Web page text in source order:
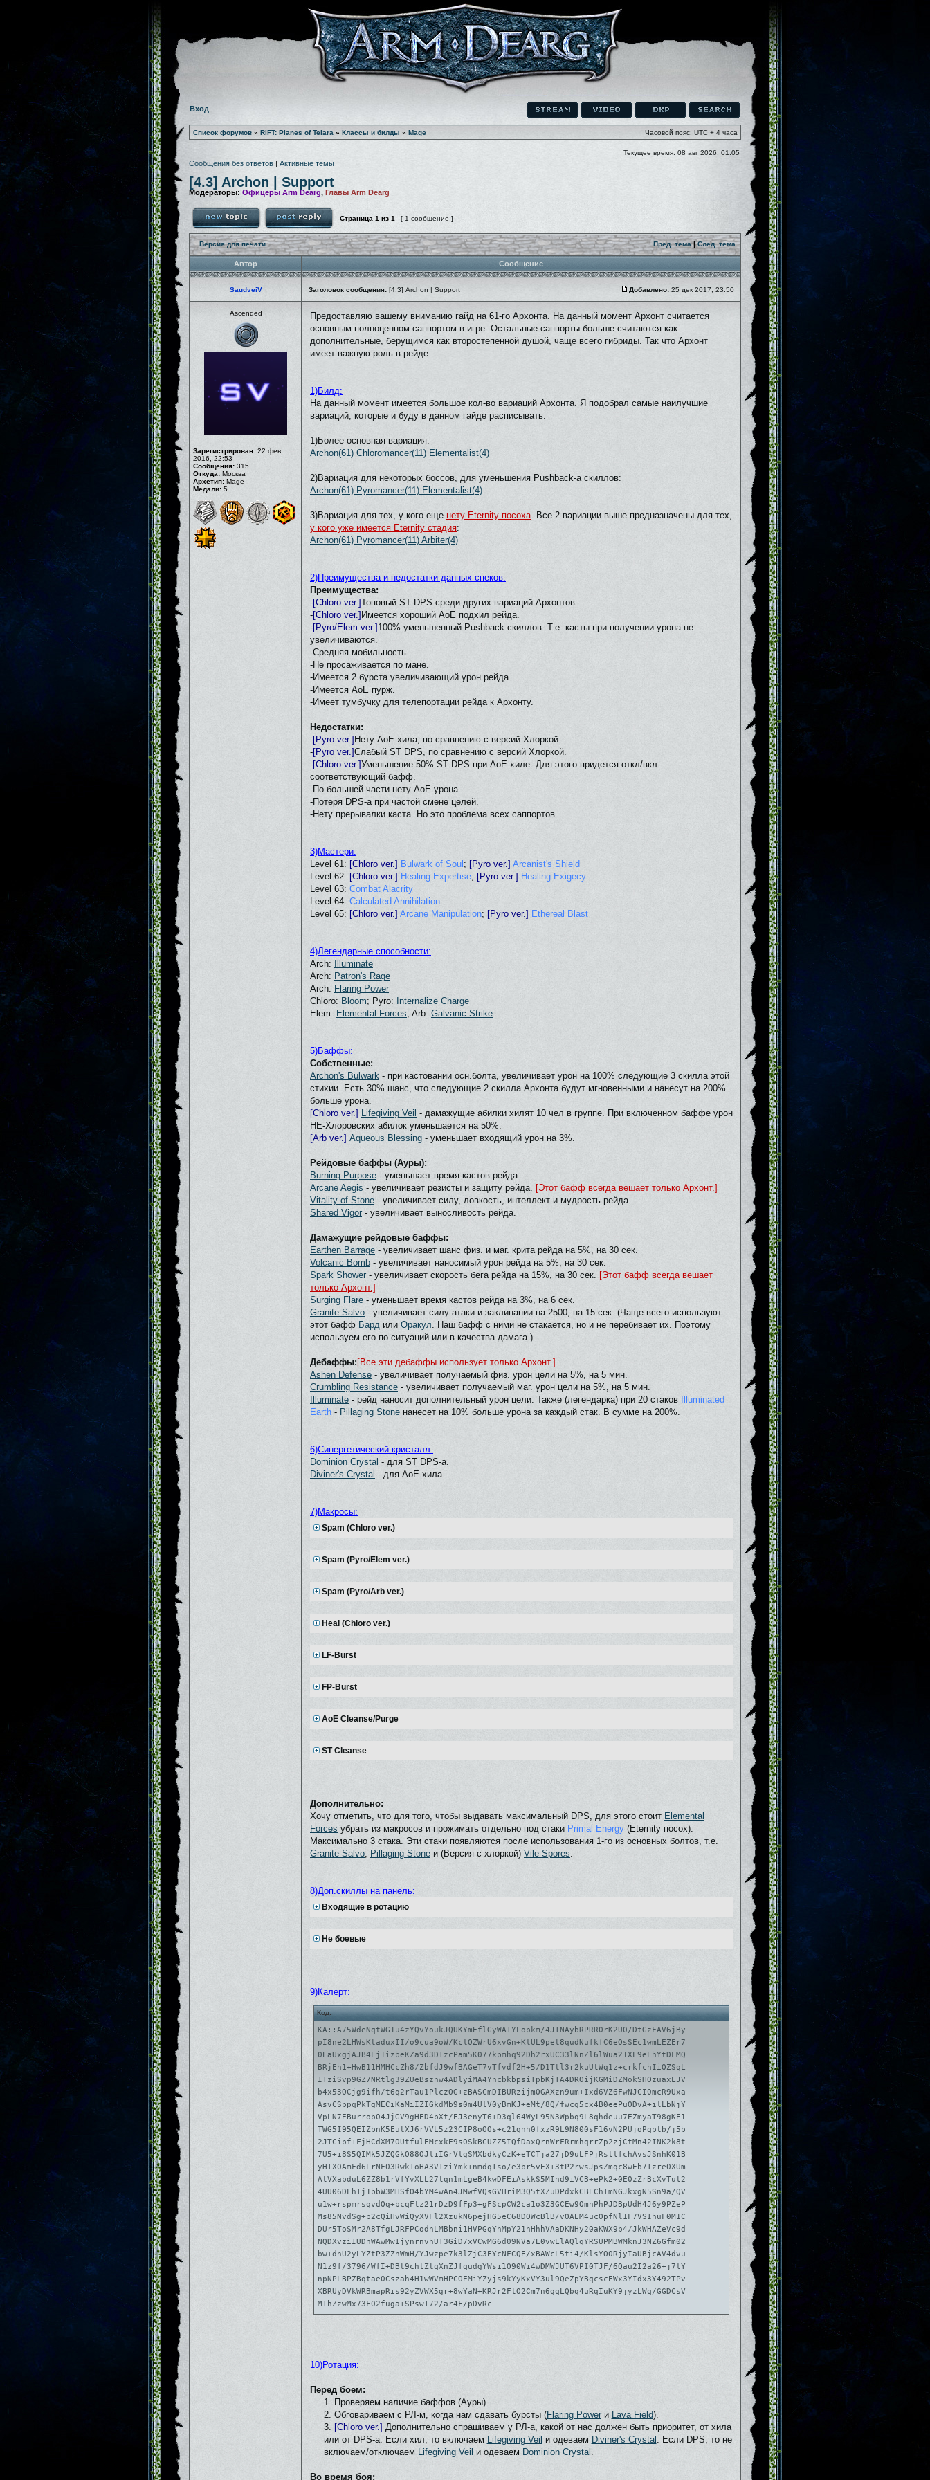
Вход
Список форумов » RIFT: Planes of Telara » Классы и билды » Mage Часовой пояс: UTC + 4 часа
Текущее время: 08 авг 2026, 01:05
Сообщения без ответов | Активные темы
[4.3] Archon | Support
Модераторы: Офицеры Arm Dearg, Главы Arm Dearg
Страница 1 из 1 [ 1 сообщение ]
Версия для печати Пред. тема|След. тема
Автор Сообщение
SaudveiV Заголовок сообщения: [4.3] Archon | Support Добавлено: 25 дек 2017, 23:50
Ascended
Зарегистрирован: 22 фев
2016, 22:53
Сообщения: 315
Откуда: Москва
Архетип: Mage
Медали: 5
Предоставляю вашему вниманию гайд на 61-го Архонта. На данный момент Архонт считается
основным полноценном саппортом в игре. Остальные саппорты больше считаются как
дополнительные, берущимся как второстепенной душой, чаще всего гибриды. Так что Архонт
имеет важную роль в рейде.
1)Билд:
На данный момент имеется большое кол-во вариаций Архонта. Я подобрал самые наилучшие
вариаций, которые и буду в данном гайде расписывать.
1)Более основная вариация:
Archon(61) Chloromancer(11) Elementalist(4)
2)Вариация для некоторых боссов, для уменьшения Pushback-а скиллов:
Archon(61) Pyromancer(11) Elementalist(4)
3)Вариация для тех, у кого еще нету Eternity посоха. Все 2 вариации выше предназначены для тех,
у кого уже имеется Eternity стадия:
Archon(61) Pyromancer(11) Arbiter(4)
2)Преимущества и недостатки данных спеков:
Преимущества:
-[Chloro ver.]Топовый ST DPS среди других вариаций Архонтов.
-[Chloro ver.] Имеется хороший АоЕ подхил рейда.
-[Pyro/Elem ver.] 100% уменьшенный Pushback скиллов. Т.е. касты при получении урона не
увеличиваются.
-Средняя мобильность.
-Не просаживается по мане.
-Имеется 2 бурста увеличивающий урон рейда.
-Имеется AoE пурж.
-Имеет тумбучку для телепортации рейда к Архонту.
Недостатки:
-[Pyro ver.] Нету AoE хила, по сравнению с версий Хлоркой.
-[Pyro ver.]Слабый ST DPS, по сравнению с версий Хлоркой.
-[Chloro ver.]Уменьшение 50% ST DPS при АоЕ хиле. Для этого придется откл/вкл
соответствующий бафф.
-По-большей части нету AoE урона.
-Потеря DPS-а при частой смене целей.
-Нету прерывалки каста. Но это проблема всех саппортов.
3)Мастери:
Level 61: [Chloro ver.] Bulwark of Soul ; [Pyro ver.] Arcanist's Shield
Level 62: [Chloro ver.] Healing Expertise; [Pyro ver.] Healing Exigecy
Level 63: Combat Alacrity
Level 64: Calculated Annihilation
Level 65: [Chloro ver.] Arcane Manipulation; [Pyro ver.] Ethereal Blast
4)Легендарные способности:
Arch:
Illuminate
Arch: Patron's Rage
Arch: Flaring Power
Chloro: Bloom; Pyro: Internalize Charge
Elem: Elemental Forces; Arb: Galvanic Strike
5)Баффы:
Собственные:
Archon's Bulwark - при кастовании осн.болта, увеличивает урон на 100% следующие 3 скилла этой
стихии. Есть 30% шанс, что следующие 2 скилла Архонта будут мгновенными и нанесут на 200%
больше урона.
[Chloro ver.] Lifegiving Veil - дамажущие абилки хилят 10 чел в группе. При включенном баффе урон
НЕ-Хлоровских абилок уменьшается на 50%.
[Arb ver.] Aqueous Blessing - уменьшает входящий урон на 3%.
Рейдовые баффы (Ауры):
Burning Purpose - уменьшает время кастов рейда.
Arcane Aegis - увеличивает резисты и защиту рейда. [Этот бафф всегда вешает только Архонт.]
Vitality of Stone - увеличивает силу, ловкость, интеллект и мудрость рейда.
Shared Vigor- увеличивает выносливость рейда.
Дамажущие рейдовые баффы:
Earthen Barrage - увеличивает шанс физ. и маг. крита рейда на 5%, на 30 сек.
Volcanic Bomb - увеличивает наносимый урон рейда на 5%, на 30 сек.
Spark Shower- увеличивает скорость бега рейда на 15%, на 30 сек. [Этот бафф всегда вешает
только Архонт.]
Surging Flare - уменьшает время кастов рейда на 3%, на 6 сек.
Granite Salvo - увеличивает силу атаки и заклинании на 2500, на 15 сек. (Чаще всего используют
этот бафф Бард или Оракул. Наш бафф с ними не стакается, но и не перебивает их. Поэтому
используем его по ситуаций или в качества дамага.)
Дебаффы: [Все эти дебаффы использует только Архонт.]
Ashen Defense - увеличивает получаемый физ. урон цели на 5%, на 5 мин.
Crumbling Resistance - увеличивает получаемый маг. урон цели на 5%, на 5 мин.
Illuminate - рейд наносит дополнительный урон цели. Также (легендарка) при 20 стаков
Illuminated
Earth - Pillaging Stone нанесет на 10% больше урона за каждый стак. В сумме на 200%.
6)Синергетический кристалл:
Dominion Crystal - для ST DPS-а.
Diviner's Crystal - для АоЕ хила.
7)Макросы:
Spam (Chloro ver.)
Spam (Pyro/Elem ver.)
Spam (Pyro/Arb ver.)
Heal (Chloro ver.)
LF-Burst
FP-Burst
AoE Cleanse/Purge
ST Cleanse
Дополнительно:
Хочу отметить, что для того, чтобы выдавать максимальный DPS, для этого стоит Elemental
Forces убрать из макросов и прожимать отдельно под стаки Primal Energy (Eternity посох).
Максимально 3 стака. Эти стаки появляются после использования 1-го из основных болтов, т.е.
Granite Salvo, Pillaging Stone и (Версия с хлоркой) Vile Spores.
8)Доп.скиллы на панель:
Входящие в ротацию
Не боевые
9)Калерт:
Код:
KA::A75WdeNqtWG1u4zYQvYoukJQUKYmEflGyWATYLopkm/4JINAybRPRR0rK2U0/DtGzFAV6jBy
pI8ne2LHWsKtaduxII/o9cua9oW/KclOZWrU6xvGn+KlUL9pet8qudNufkfC6eQsSEc1wmLEZEr7
0EaUxgjAJB4Lj1izbeKZa9d3DTzcPam5K077kpmhq92Dh2rxUC33lNnZl6lWua21XL9eLhYtDFMQ
BRjEh1+HwB11HMHCcZh8/ZbfdJ9wfBAGeT7vTfvdf2H+5/D1Ttl3r2kuUtWq1z+crkfchIiQZSqL
ITziSvp9GZ7NRtlg39ZUeBsznw4ADlyiMA4YncbkbpsiTpbKjTA4DROijKGMiDZMokSHOzuaxLJV
b4x53QCjg9ifh/t6q2rTau1PlczOG+zBASCmDIBURzijmOGAXzn9um+Ixd6VZ6FwNJCI0mcR9Uxa
AsvCSppqPkTgMECiKaMiIZIGkdMb9s0m4UlV0yBmKJ+eMt/8Q/fwcg5cx4B0eePuODvA+ilLbNjY
VpLN7EBurrob04JjGV9gHED4bXt/EJ3enyT6+D3ql64WyL95N3Wpbq9L8qhdeuu7EZmyaT98gKE1
TWG5I95QEIZbnK5EutXJ6rVVL5z23CIP8oOOs+c21qnh0fxzR9L9N800sF16vN2PUjoPqptb/j5b
2JTCipf+FjHCdXM70UtfulEMcxkE9s0SkBCUZZ5IQfDaxQrnWrFRrmhqrrZp2zjCtMn42INK2k8t
7U5+i8S5QIMk5JZQGkO88OJliIGrVlgSMXbdkyCzK+eTCTja27jD9uLFPjRstlfchAvsJSnhK01B
yHIX0AmFd6LrNF03RwkToHA3VTziYmk+nmdqTso/e3br5vEX+3tP2rwsJpsZmqc8wEb7Izre0XUm
AtVXabduL6ZZ8b1rVfYvXLL27tqn1mLgeB4kwDFEiAskkS5MInd9iVCB+ePk2+0E0zZrBcXvTut2
4UU06DLhIj1bbW3MHSfO4bYM4wAn4JMwfVQsGVHriM3Q5tXZuDPdxkCBEChImNGJkxgN5Sn9a/QV
u1w+rspmrsqvdQq+bcqFtz21rDzD9fFp3+gFScpCW2ca1o3Z3GCEw9QmnPhPJDBpUdH4J6y9PZeP
Ms85NvdSg+p2cQiHvWiQyXVFl2XzukN6pejHG5eC68DOWcBlB/vOAEM4ucOpfNl1F7VSIhuF0M1C
DUr5ToSMr2A8TfgLJRFPCodnLMBbni1HVPGqYhMpY21hHhhVAaDKNHy20aKWX9b4/JkWHAZeVc9d
NQDXvziIUDnWAwMwIjynrnvhUT3GiD7xVCwMG6d09NVa7E0vwLlAQlqYRSUPMBWMknJ3NZ6Gfm02
bw+dnU2yLYZtP3ZZnWmH/YJwzpe7k3lZjC3EYcNFCQE/xBAWcL5ti4/KlsYO0RjyIaUBjcAV4dvu
N1z9f/3796/WfI+DBt9chtZtqXnZJfqudgYWsi1O90Wi4wDMWJUT6VPI0TJF/6Qau2I2a26+j7lY
npNPLBPZBqtae0Cszah4H1wWVmHPCOEMiYZyjs9kYyKxVY3ul9QeZpYBqcscEWx3YIdx3Y492TPv
XBRUyDVkWRBmapRis92yZVWX5gr+8wYaN+KRJr2FtO2Cm7n6gqLQbq4uRqIuKY9jyzLWq/GGDCsV
MIhZzwMx73F02fuga+SPswT72/ar4F/pDvRc
10)Ротация:
Перед боем:
1. Проверяем наличие баффов (Ауры).
2. Обговариваем с РЛ-м, когда нам сдавать бурсты (Flaring Powerи Lava Field).
3. [Chloro ver.] Дополнительно спрашиваем у РЛ-а, какой от нас должен быть приоритет, от хила
или от DPS-а. Если хил, то включаем Lifegiving Veil и одеваем Diviner's Crystal . Если DPS, то не
включаем/отключаем Lifegiving Veil и одеваем Dominion Crystal .
Во время боя: